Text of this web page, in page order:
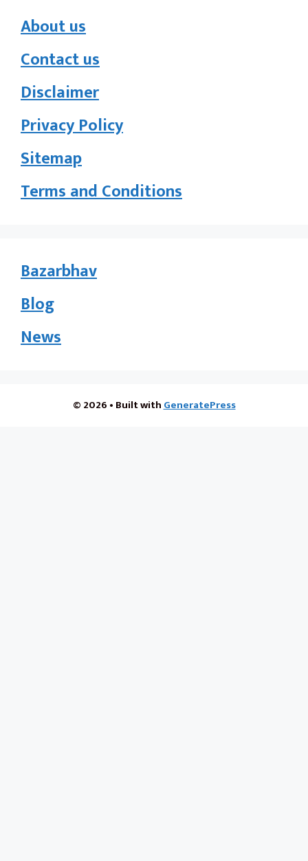
About us
Contact us
Disclaimer
Privacy Policy
Sitemap
Terms and Conditions
Bazarbhav
Blog
News
© 2026 • Built withGeneratePress